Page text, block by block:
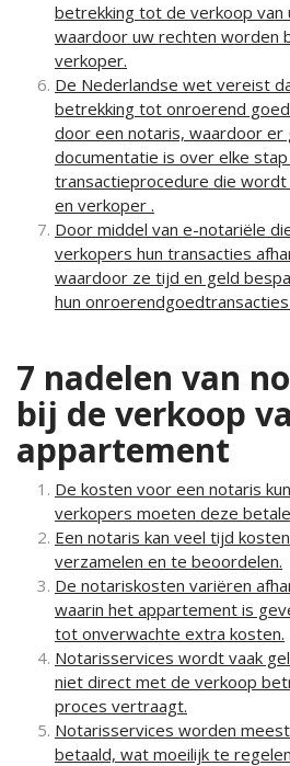
betrekking tot de verkoop van
waardoor uw rechten worden
verkoper.
De Nederlandse wet vereist
betrekking tot onroerend
door een notaris, waardoor er
documentatie is over elke stap
transactieprocedure die
en verkoper .
Door middel van e-notariële
verkopers hun transacties
waardoor ze tijd en geld
hun onroerendgoedtransacties
7 nadelen van
bij de verkoop
appartement
De kosten voor een notaris
verkopers moeten deze
Een notaris kan veel tijd
verzamelen en te beoordelen.
De notariskosten variëren
waarin het appartement is
tot onverwachte extra kosten.
Notarisservices wordt vaak
niet direct met de verkoop
proces vertraagt.
Notarisservices worden
betaald, wat moeilijk te